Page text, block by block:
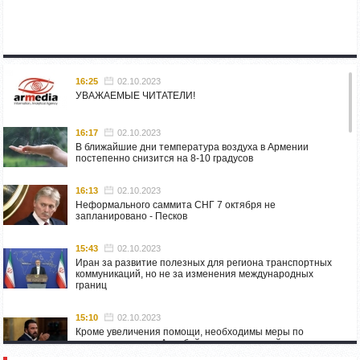
16:25 02.10.2023
УВАЖАЕМЫЕ ЧИТАТЕЛИ!
16:17 02.10.2023
В ближайшие дни температура воздуха в Армении
постепенно снизится на 8-10 градусов
16:13 02.10.2023
Неформального саммита СНГ 7 октября не
запланировано - Песков
15:43 02.10.2023
Иран за развитие полезных для региона транспортных
коммуникаций, но не за изменения международных
границ
15:10 02.10.2023
Кроме увеличения помощи, необходимы меры по
пресечению угроз Азербайджана: испанский депутат